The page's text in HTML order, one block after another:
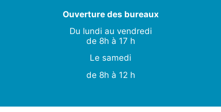
Ouverture des bureaux
Du lundi au vendredi
de 8h à 17 h
Le samedi
de 8h à 12 h